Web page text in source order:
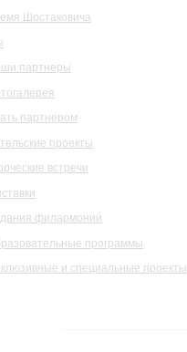
Шостаковича
партнеры
партнером
проекты
встречи
филармонии
программы
и специальные проекты